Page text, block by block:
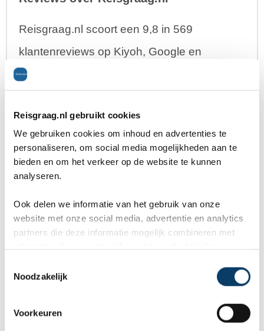
Reisgraag.nl gebruikt cookies
We gebruiken cookies om inhoud en advertenties te
personaliseren, om social media mogelijkheden aan te
bieden en om het verkeer op de website te kunnen
analyseren.
Ook delen we informatie van het gebruik van onze
website met onze social media, advertentie en analytics
partners die deze informatie mogelijk combineren met
Noodzakelijk
Voorkeuren
Reisgraag.nl scoort een 9,8 in 569
klantenreviews op Kiyoh, Google en
TrustPilot.
Marcel
Bestemming:
(2026-07-03)
Wij, Jolanda en Marcel hebben
een fantastische vakantie mogen
genieten op Mauritus. De
is prima uitgebalanceerd om alle